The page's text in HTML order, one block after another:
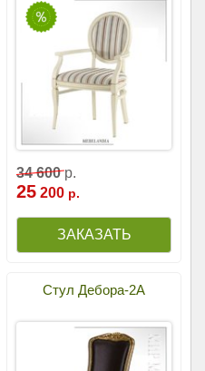
34 600р.
25 200 р.
Стул Дебора-2А